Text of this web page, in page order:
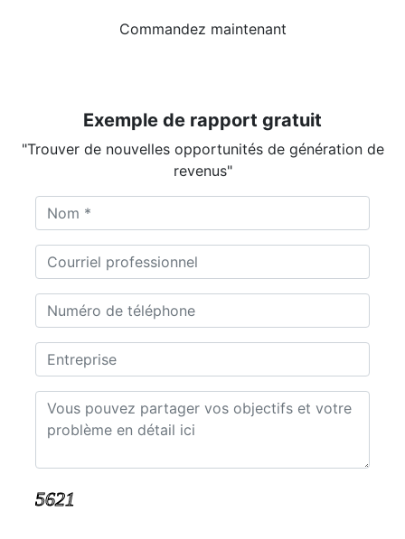
Commandez maintenant
Exemple de rapport gratuit
"Trouver de nouvelles opportunités de génération de
revenus"